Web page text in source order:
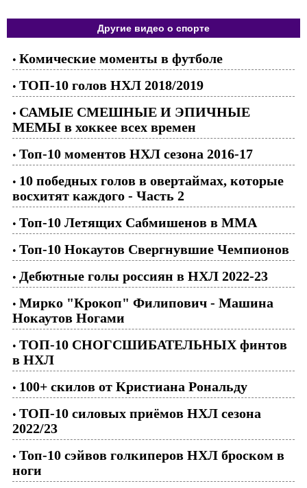
Другие видео о спорте
• Комические моменты в футболе
• ТОП-10 голов НХЛ 2018/2019
• САМЫЕ СМЕШНЫЕ И ЭПИЧНЫЕ
МЕМЫ в хоккее всех времен
• Топ-10 моментов НХЛ сезона 2016-17
• 10 победных голов в овертаймах, которые
восхитят каждого - Часть 2
• Топ-10 Летящих Сабмишенов в ММА
• Топ-10 Нокаутов Свергнувшие Чемпионов
• Дебютные голы россиян в НХЛ 2022-23
• Мирко "Крокоп" Филипович - Машина
Нокаутов Ногами
• ТОП-10 СНОГСШИБАТЕЛЬНЫХ финтов
в НХЛ
• 100+ скилов от Кристиана Рональду
• ТОП-10 силовых приёмов НХЛ сезона
2022/23
• Топ-10 сэйвов голкиперов НХЛ броском в
ноги